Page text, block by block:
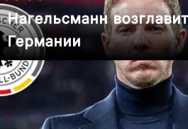
Нагельсманн
Германии